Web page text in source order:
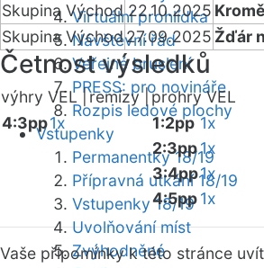
Virtuální prohlídka
Návštěvní řád
Veřejné bruslení
PRESS: pro novináře
Rozpis ledové plochy
Vstupenky
Permanentky 18/19
Přípravná utkání 18/19
Vstupenky 18/19
Uvolňování míst
Zvýhodněné
Skupina Východ 22.10.2025
Skupina Východ27.09.2025 Žďár
Četnost výsledků
výhry VEL | remízy |prohry VEL
4:3pp1x 1:2pp 1x
2:3pp1x
3:4pp1x
4:5pp1x
Vaše připomínky k této stránce